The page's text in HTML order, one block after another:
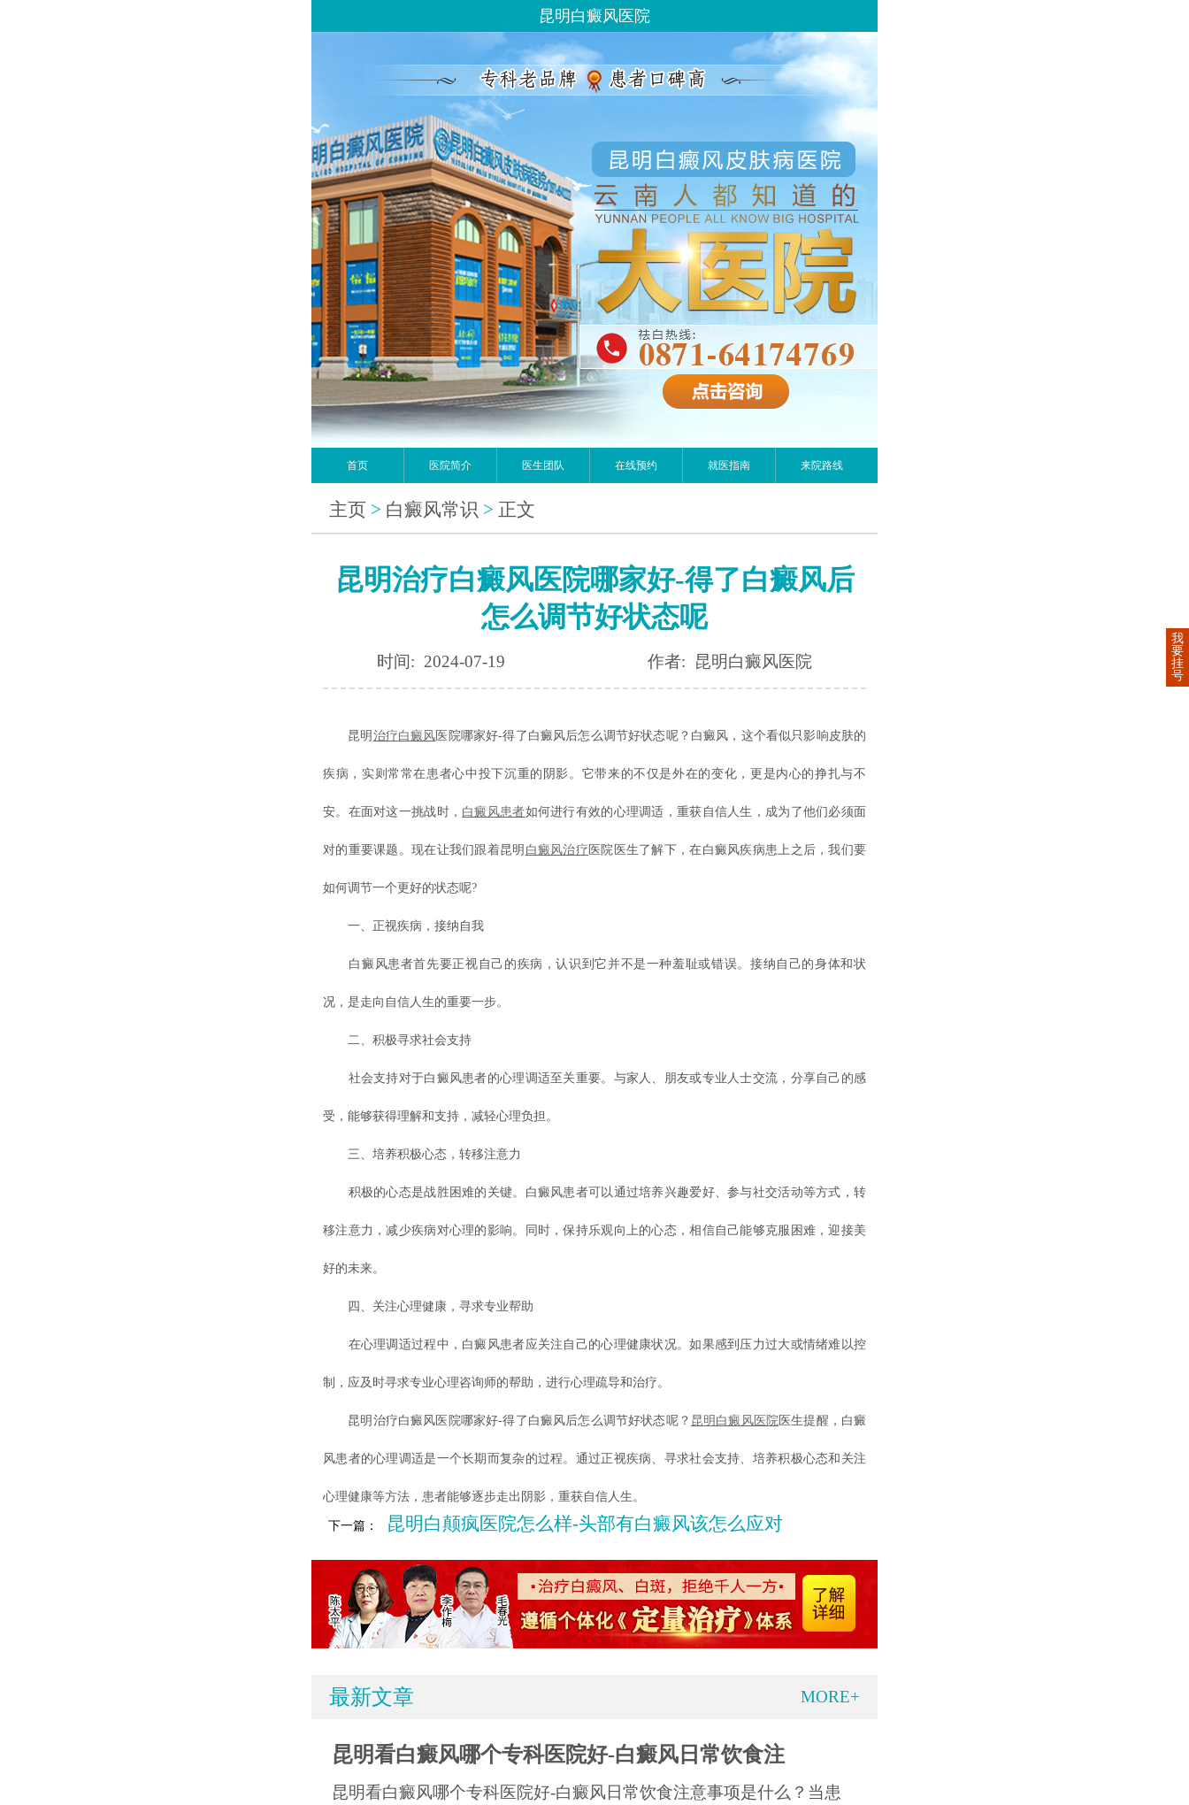
昆明白癜风医院
首页 医院简介 医生团队 在线预约 就医指南 来院路线
主页 > 白癜风常识 > 正文
昆明治疗白癜风医院哪家好-得了白癜风后
怎么调节好状态呢
时间: 2024-07-19 作者: 昆明白癜风医院
昆明 治疗白癜风 医院哪家好-得了白癜风后怎么调节好状态呢？白癜风，这个看似只影响皮肤的
疾病，实则常常在患者心中投下沉重的阴影。它带来的不仅是外在的变化，更是内心的挣扎与不
安。在面对这一挑战时， 白癜风患者如何进行有效的心理调适，重获自信人生，成为了他们必须面
对的重要课题。现在让我们跟着昆明 白癜风治疗 医院医生了解下，在白癜风疾病患上之后，我们要
如何调节一个更好的状态呢?
一、正视疾病，接纳自我
白癜风患者首先要正视自己的疾病，认识到它并不是一种羞耻或错误。接纳自己的身体和状
况，是走向自信人生的重要一步。
二、积极寻求社会支持
社会支持对于白癜风患者的心理调适至关重要。与家人、朋友或专业人士交流，分享自己的感
受，能够获得理解和支持，减轻心理负担。
三、培养积极心态，转移注意力
积极的心态是战胜困难的关键。白癜风患者可以通过培养兴趣爱好、参与社交活动等方式，转
移注意力，减少疾病对心理的影响。同时，保持乐观向上的心态，相信自己能够克服困难，迎接美
好的未来。
四、关注心理健康，寻求专业帮助
在心理调适过程中，白癜风患者应关注自己的心理健康状况。如果感到压力过大或情绪难以控
制，应及时寻求专业心理咨询师的帮助，进行心理疏导和治疗。
昆明治疗白癜风医院哪家好-得了白癜风后怎么调节好状态呢？ 昆明白癜风医院 医生提醒，白癜
风患者的心理调适是一个长期而复杂的过程。通过正视疾病、寻求社会支持、培养积极心态和关注
心理健康等方法，患者能够逐步走出阴影，重获自信人生。
下一篇： 昆明白颠疯医院怎么样-头部有白癜风该怎么应对
最新文章 MORE+
昆明看白癜风哪个专科医院好-白癜风日常饮食注
昆明看白癜风哪个专科医院好-白癜风日常饮食注意事项是什么？当患
我
要
挂
号